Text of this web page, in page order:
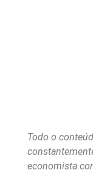
Todo o
economista